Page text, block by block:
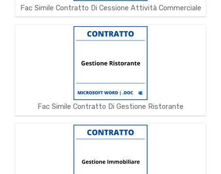
Fac Simile Contratto Di Cessione Attività Commerciale
Fac Simile Contratto Di Gestione Ristorante